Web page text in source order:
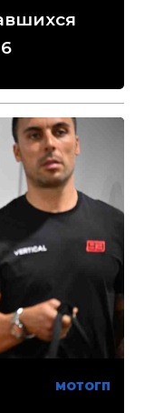
МОТОГП